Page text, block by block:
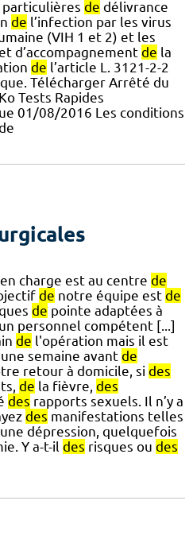
de délivrance
de l’infection par les virus
(VIH 1 et 2) et les
d’accompagnement de la
de l’article L. 3121-2-2
Télécharger Arrêté du
Tests Rapides
01/08/2016 Les conditions
en charge est au centre de
de notre équipe est de
de pointe adaptées à
personnel compétent [...]
de l'opération mais il est
semaine avant de
retour à domicile, si des
de la fièvre, des
des rapports sexuels. Il n’y a
des manifestations telles
dépression, quelquefois
Y a-t-il des risques ou des